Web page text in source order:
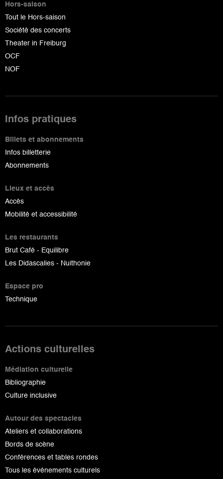
Hors-saison
Tout le Hors-saison
Société des concerts
Theater in Freiburg
OCF
NOF
Infos pratiques
Billets et abonnements
Infos billetterie
Abonnements
Lieux et accès
Accès
Mobilité et accessibilité
Les restaurants
Brut Café - Equilibre
Les Didascalies - Nuithonie
Espace pro
Technique
Actions culturelles
Médiation culturelle
Bibliographie
Culture inclusive
Autour des spectacles
Ateliers et collaborations
Bords de scène
Conférences et tables rondes
Tous les événements culturels